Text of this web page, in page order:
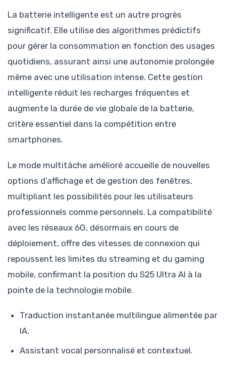
La batterie intelligente est un autre progrès
significatif. Elle utilise des algorithmes prédictifs
pour gérer la consommation en fonction des usages
quotidiens, assurant ainsi une autonomie prolongée
même avec une utilisation intense. Cette gestion
intelligente réduit les recharges fréquentes et
augmente la durée de vie globale de la batterie,
critère essentiel dans la compétition entre
smartphones.
Le mode multitâche amélioré accueille de nouvelles
options d’affichage et de gestion des fenêtres,
multipliant les possibilités pour les utilisateurs
professionnels comme personnels. La compatibilité
avec les réseaux 6G, désormais en cours de
déploiement, offre des vitesses de connexion qui
repoussent les limites du streaming et du gaming
mobile, confirmant la position du S25 Ultra AI à la
pointe de la technologie mobile.
Traduction instantanée multilingue alimentée par
IA.
Assistant vocal personnalisé et contextuel.